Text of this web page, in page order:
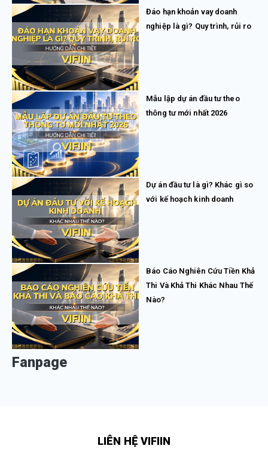
Đáo hạn khoản vay doanh
nghiệp là gì? Quy trình, rủi ro
Mẫu lập dự án đầu tư theo
thông tư mới nhất 2026
Dự án đầu tư là gì? Khác gì so
với kế hoạch kinh doanh
Báo Cáo Nghiên Cứu Tiền Khả
Thi Và Khả Thi Khác Nhau Thế
Nào?
Fanpage
LIÊN HỆ VIFIIN